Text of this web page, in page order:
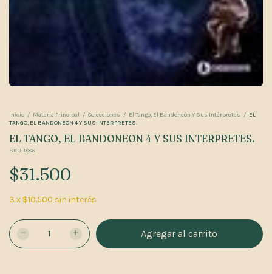
Inicio / Materia Principal / Colecciones / El Tango, El Bandoneón Y Sus Intérpretes / EL
TANGO, EL BANDONEON 4 Y SUS INTERPRETES.
EL TANGO, EL BANDONEON 4 Y SUS INTERPRETES.
SKU:1886
$31.500
3 x $10.500 sin interés